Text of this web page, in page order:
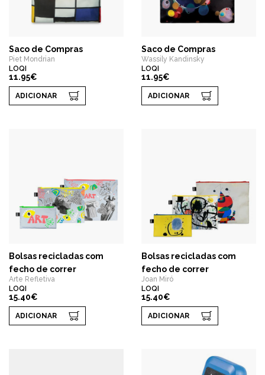
Saco de Compras
Piet Mondrian
LOQI
11.95€
ADICIONAR
Saco de Compras
Wassily Kandinsky
LOQI
11.95€
ADICIONAR
Bolsas recicladas com
fecho de correr
Arte Refletiva
LOQI
15.40€
ADICIONAR
Bolsas recicladas com
fecho de correr
Joan Miró
LOQI
15.40€
ADICIONAR